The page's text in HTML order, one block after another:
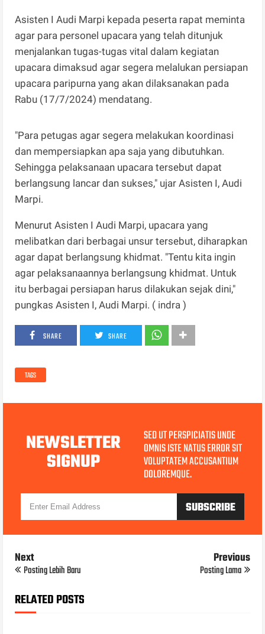
Asisten I Audi Marpi kepada peserta rapat meminta
agar para personel upacara yang telah ditunjuk
menjalankan tugas-tugas vital dalam kegiatan
upacara dimaksud agar segera melalukan persiapan
upacara paripurna yang akan dilaksanakan pada
Rabu (17/7/2024) mendatang.
"Para petugas agar segera melakukan koordinasi
dan mempersiapkan apa saja yang dibutuhkan.
Sehingga pelaksanaan upacara tersebut dapat
berlangsung lancar dan sukses," ujar Asisten I, Audi
Marpi.
Menurut Asisten I Audi Marpi, upacara yang
melibatkan dari berbagai unsur tersebut, diharapkan
agar dapat berlangsung khidmat. "Tentu kita ingin
agar pelaksanaannya berlangsung khidmat. Untuk
itu berbagai persiapan harus dilakukan sejak dini,"
pungkas Asisten I, Audi Marpi. ( indra )
SHARE SHARE
TAGS
NEWSLETTER
SIGNUP
SED UT PERSPICIATIS UNDE
OMNIS ISTE NATUS ERROR SIT
VOLUPTATEM ACCUSANTIUM
DOLOREMQUE.
Next
Posting Lebih Baru
Previous
Posting Lama
RELATED POSTS